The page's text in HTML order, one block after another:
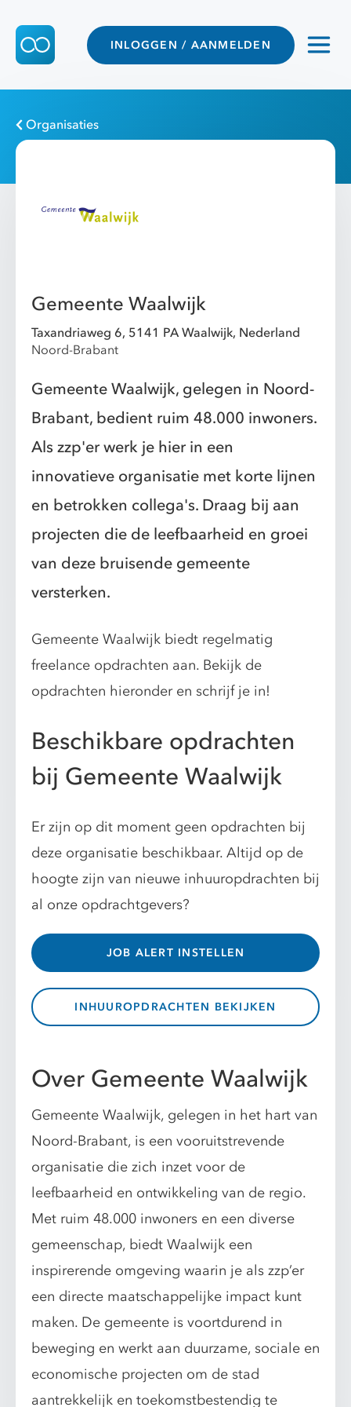
INLOGGEN / AANMELDEN
Organisaties
Gemeente Waalwijk
Taxandriaweg 6, 5141 PA Waalwijk, Nederland
Noord-Brabant
Gemeente Waalwijk, gelegen in Noord-
Brabant, bedient ruim 48.000 inwoners.
Als zzp'er werk je hier in een
innovatieve organisatie met korte lijnen
en betrokken collega's. Draag bij aan
projecten die de leefbaarheid en groei
van deze bruisende gemeente
versterken.
Gemeente Waalwijk biedt regelmatig
freelance opdrachten aan. Bekijk de
opdrachten hieronder en schrijf je in!
Beschikbare opdrachten
bij Gemeente Waalwijk
Er zijn op dit moment geen opdrachten bij
deze organisatie beschikbaar. Altijd op de
hoogte zijn van nieuwe inhuuropdrachten bij
al onze opdrachtgevers?
JOB ALERT INSTELLEN
INHUUROPDRACHTEN BEKIJKEN
Over Gemeente Waalwijk
Gemeente Waalwijk, gelegen in het hart van
Noord-Brabant, is een vooruitstrevende
organisatie die zich inzet voor de
leefbaarheid en ontwikkeling van de regio.
Met ruim 48.000 inwoners en een diverse
gemeenschap, biedt Waalwijk een
inspirerende omgeving waarin je als zzp’er
een directe maatschappelijke impact kunt
maken. De gemeente is voortdurend in
beweging en werkt aan duurzame, sociale en
economische projecten om de stad
aantrekkelijk en toekomstbestendig te